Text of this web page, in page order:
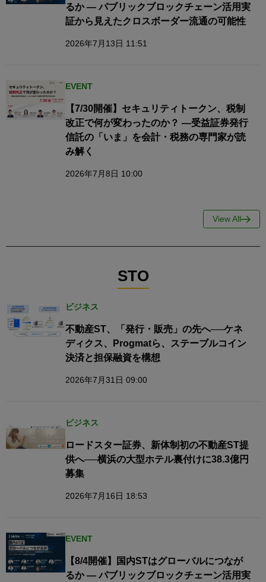
るか — パブリックブロックチェーン活用実
証から見えたクロスボーダー流通の可能性
2026年7月13日 11:51
EVENT
【7/30開催】セキュリティトークン、税制
改正で何が変わったのか？ ―受益証券発行
信託の「いま」を会計・税務の専門家が読
み解く
2026年7月8日 10:00
View All
STO
ビジネス
不動産ST、「発行・販売」の先へ──ケネ
ディクス、Progmatら、ステーブルコイン
決済と担保融資を構想
2026年7月31日 09:00
ビジネス
ロードスター証券、新体制初の不動産ST提
供へ──横浜の大型ホテル裏付けに38.3億円
募集
2026年7月16日 18:53
EVENT
【8/4開催】国内STはグローバルにつなが
るか — パブリックブロックチェーン活用実